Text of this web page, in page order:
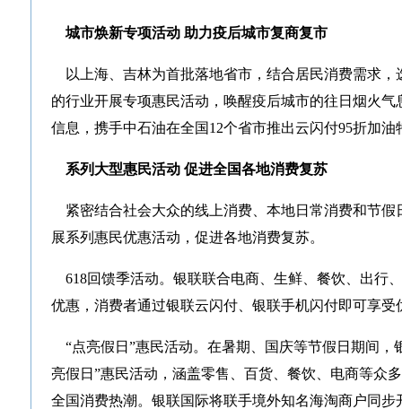
城市焕新专项活动 助力疫后城市复商复市
以上海、吉林为首批落地省市，结合居民消费需求，
的行业开展专项惠民活动，唤醒疫后城市的往日烟火
信息，携手中石油在全国12个省市推出云闪付95折加油
系列大型惠民活动 促进全国各地消费复苏
紧密结合社会大众的线上消费、本地日常消费和节假
展系列惠民优惠活动，促进各地消费复苏。
618回馈季活动。银联联合电商、生鲜、餐饮、出行
优惠，消费者通过银联云闪付、银联手机闪付即可享受
“点亮假日”惠民活动。在暑期、国庆等节假日期间，
亮假日”惠民活动，涵盖零售、百货、餐饮、电商等众
全国消费热潮。银联国际将联手境外知名海淘商户同步